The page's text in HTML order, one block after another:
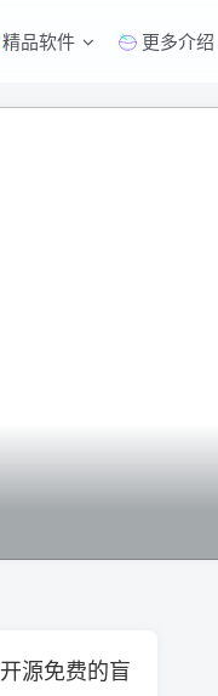
精品软件 更多介绍
源免费的盲